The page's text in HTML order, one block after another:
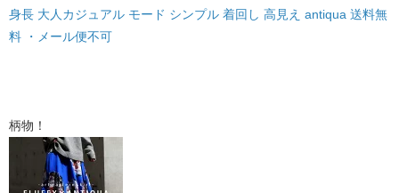
身長 大人カジュアル モード シンプル 着回し 高見え antiqua 送料無
料 ・メール便不可
柄物！